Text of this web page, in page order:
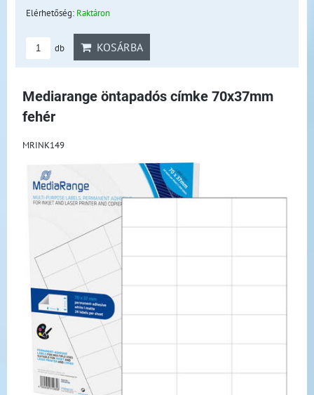
Elérhetőség: Raktáron
db KOSÁRBA
Mediarange öntapadós címke 70x37mm
fehér
MRINK149